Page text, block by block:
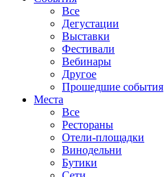
Все
Дегустации
Выставки
Фестивали
Вебинары
Другое
Прошедшие события
Места
Все
Рестораны
Отели-площадки
Винодельни
Бутики